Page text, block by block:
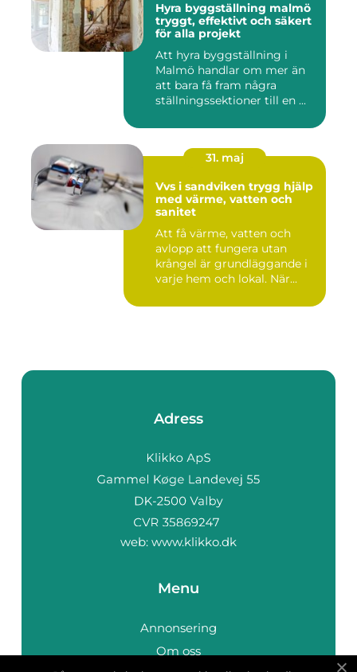
Hyra byggställning malmö
tryggt, effektivt och säkert
för alla projekt
Att hyra byggställning i
Malmö handlar om mer än
att bara få fram några
ställningssektioner till en ...
31. maj
Vvs i sandviken trygg hjälp
med värme, vatten och
sanitet
Att få värme, vatten och
avlopp att fungera utan
krångel är grundläggande i
varje hem och lokal. När...
Adress
web: www.klikko.dk
Menu
Annonsering
Om oss